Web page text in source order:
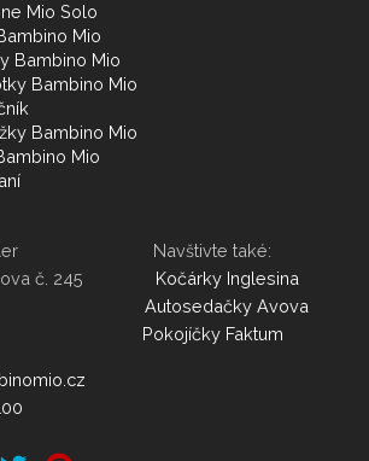
Mio Solo
Mio
Bambino Mio
Bambino Mio
Bambino Mio
Mio
Fiedler Navštivte také:
č. 245 Kočárky Inglesina
144 Autosedačky Avova
Brno Pokojíčky Faktum